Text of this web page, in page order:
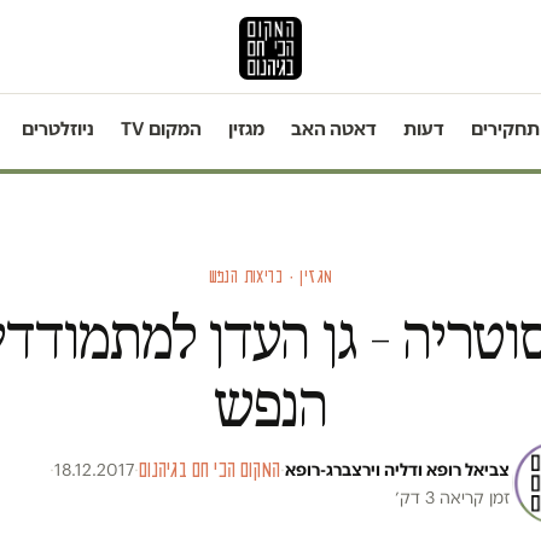
תחקירים דעות דאטה האב מגזין המקום TV ניוזלטרים
מגזין · בריאות הנפש
– גן העדן
הנפש
צביאל רופא ודליה וירצברג-רופא·המקום הכי חם בגיהנום·
18.12.2017
·
זמן קריאה 3 דק׳